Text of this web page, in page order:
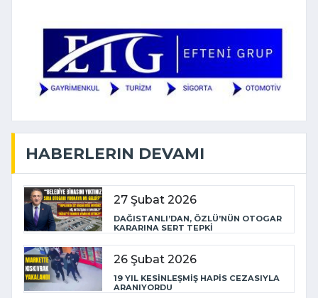
HABERLERIN DEVAMI
27 Şubat 2026
DAĞISTANLI’DAN, ÖZLÜ’NÜN OTOGAR
KARARINA SERT TEPKİ
26 Şubat 2026
19 YIL KESİNLEŞMİŞ HAPİS CEZASIYLA
ARANIYORDU